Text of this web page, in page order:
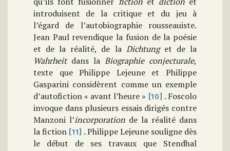
introduisent de la critique et du jeu à
l’égard de l’autobiographie rousseauiste.
Jean Paul revendique la fusion de la poésie
et de la réalité, de la Dichtunget de la
Wahrheitdans la Biographie conjecturale,
texte que Philippe Lejeune et Philippe
Gasparini considèrent comme un exemple
d’autofiction « avant l’heure » [10] . Foscolo
invoque dans plusieurs essais dirigés contre
Manzoni l’incorporation de la réalité dans
la fiction [11] . Philippe Lejeune souligne dès
le début de ses travaux que Stendhal